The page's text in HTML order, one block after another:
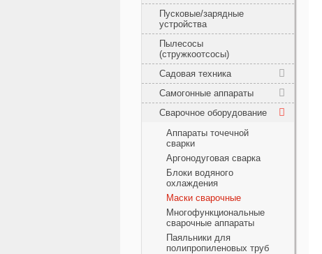
Пусковые/зарядные
устройства
Пылесосы
(стружкоотсосы)
Садовая техника
Самогонные аппараты
Сварочное оборудование
Аппараты точечной
сварки
Аргонодуговая сварка
Блоки водяного
охлаждения
Маски сварочные
Многофункциональные
сварочные аппараты
Паяльники для
полипропиленовых труб